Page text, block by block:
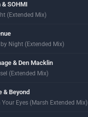
& SOHMI
(Extended Mix)
Night (Extended Mix)
& Den Macklin
(Extended Mix)
& Beyond
Your Eyes (Marsh Extended Mix)